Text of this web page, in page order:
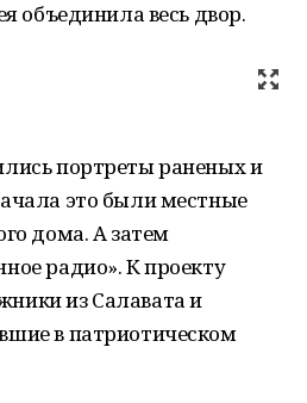
объединила весь двор.
портреты раненых и
это были местные
дома. А затем
радио». К проекту
из Салавата и
в патриотическом